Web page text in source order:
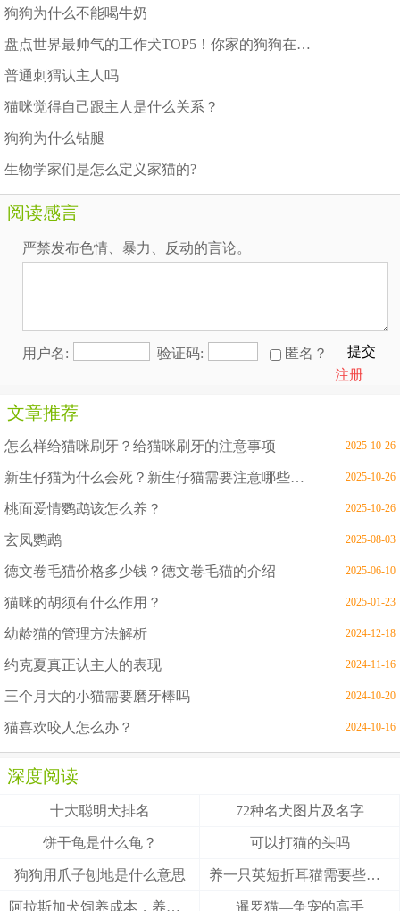
狗狗为什么不能喝牛奶
盘点世界最帅气的工作犬TOP5！你家的狗狗在里面么？
普通刺猬认主人吗
猫咪觉得自己跟主人是什么关系？
狗狗为什么钻腿
生物学家们是怎么定义家猫的?
阅读感言
严禁发布色情、暴力、反动的言论。
用户名: 验证码: 匿名？
提交
注册
文章推荐
怎么样给猫咪刷牙？给猫咪刷牙的注意事项 2025-10-26
新生仔猫为什么会死？新生仔猫需要注意哪些问题 2025-10-26
桃面爱情鹦鹉该怎么养？ 2025-10-26
玄凤鹦鹉 2025-08-03
德文卷毛猫价格多少钱？德文卷毛猫的介绍 2025-06-10
猫咪的胡须有什么作用？ 2025-01-23
幼龄猫的管理方法解析 2024-12-18
约克夏真正认主人的表现 2024-11-16
三个月大的小猫需要磨牙棒吗 2024-10-20
猫喜欢咬人怎么办？ 2024-10-16
深度阅读
十大聪明犬排名 72种名犬图片及名字
饼干龟是什么龟？ 可以打猫的头吗
狗狗用爪子刨地是什么意思 养一只英短折耳猫需要些什么
阿拉斯加犬饲养成本，养阿拉斯加犬一个月要多少钱？ 暹罗猫—争宠的高手